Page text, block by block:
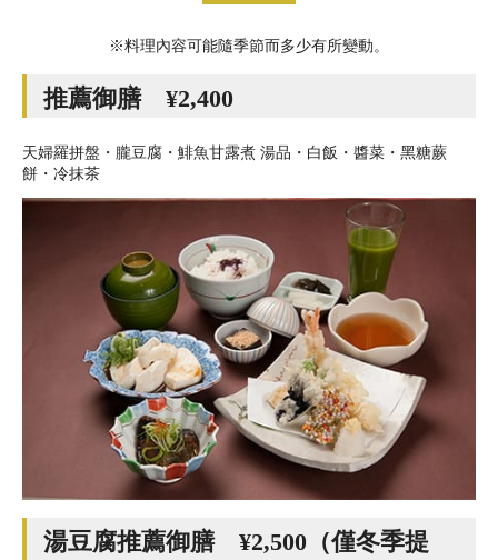
※料理內容可能隨季節而多少有所變動。
推薦御膳 ¥2,400
天婦羅拼盤・朧豆腐・鯡魚甘露煮 湯品・白飯・醬菜・黑糖蕨
餅・冷抹茶
湯豆腐推薦御膳 ¥2,500（僅冬季提